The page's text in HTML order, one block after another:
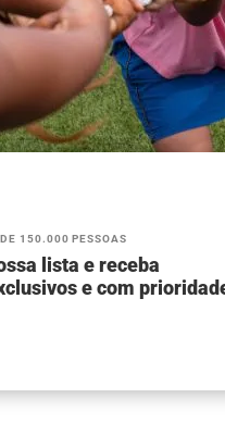
150.000 PESSOAS
lista e receba
e com